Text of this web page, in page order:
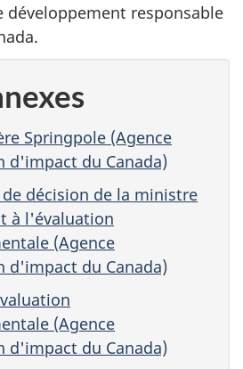
développement responsable
Springpole (Agence
d'impact du Canada)
décision de la ministre
à l'évaluation
(Agence
d'impact du Canada)
(Agence
d'impact du Canada)